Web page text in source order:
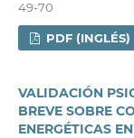
49-70
PDF (INGLÉS)
VALIDACIÓN
BREVE SOBRE
ENERGÉTICAS